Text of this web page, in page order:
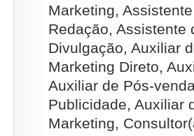
Marketing,
Redação, Assistente
Divulgação, Auxiliar
Marketing Direto,
Auxiliar de Pós-
Publicidade, Auxiliar
Marketing,